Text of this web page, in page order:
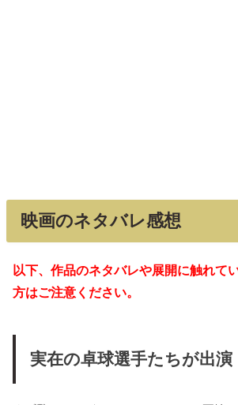
映画のネタバレ感想
以下、作品のネタバレや展開に触れて
方はご注意ください。
実在の卓球選手たちが出演